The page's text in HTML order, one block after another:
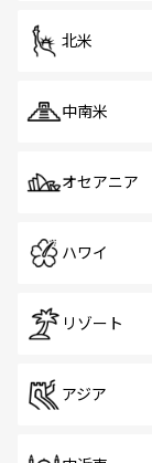
北米
中南米
オセアニア
ハワイ
リゾート
アジア